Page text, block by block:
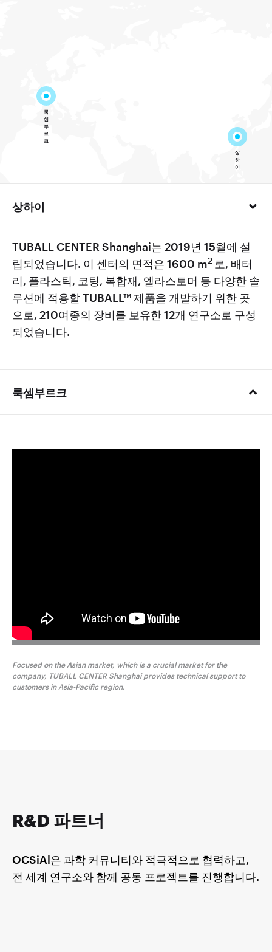
상하이
TUBALL CENTER Shanghai는 2019년 15월에 설
립되었습니다. 이 센터의 면적은 1600 m2 로, 배터
리, 플라스틱, 코팅, 복합재, 엘라스토머 등 다양한 솔
루션에 적용할 TUBALL™ 제품을 개발하기 위한 곳
으로, 210여종의 장비를 보유한 12개 연구소로 구성
되었습니다.
룩셈부르크
Focused on the Asian market, which is a crucial market for the
company, TUBALL CENTER Shanghai provides technical support to
customers in Asia-Pacific region.
R&D 파트너
OCSiAl은 과학 커뮤니티와 적극적으로 협력하고,
전 세계 연구소와 함께 공동 프로젝트를 진행합니다.